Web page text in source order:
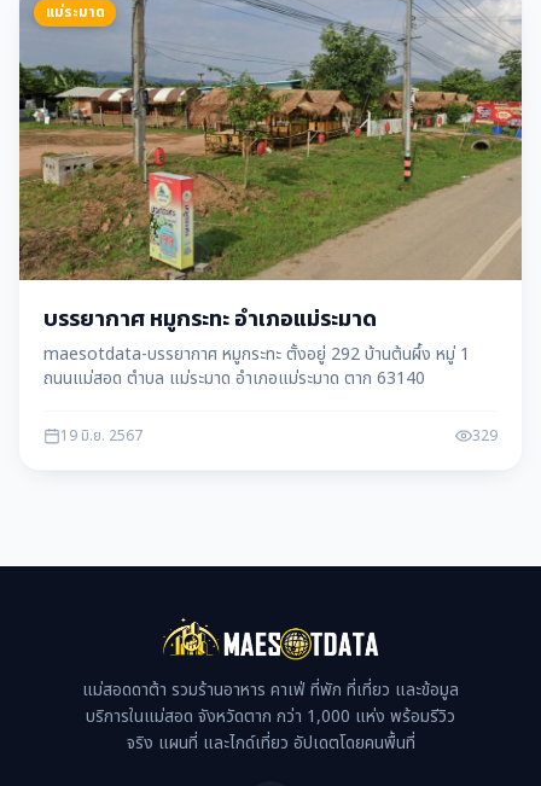
แม่ระมาด
บรรยากาศ หมูกระทะ อำเภอแม่ระมาด
maesotdata-บรรยากาศ หมูกระทะ ตั้งอยู่ 292 บ้านต้นผึ้ง หมู่ 1
ถนนแม่สอด ตำบล แม่ระมาด อำเภอแม่ระมาด ตาก 63140
19 มิ.ย. 2567 329
แม่สอดดาต้า รวมร้านอาหาร คาเฟ่ ที่พัก ที่เที่ยว และข้อมูล
บริการในแม่สอด จังหวัดตาก กว่า 1,000 แห่ง พร้อมรีวิว
จริง แผนที่ และไกด์เที่ยว อัปเดตโดยคนพื้นที่